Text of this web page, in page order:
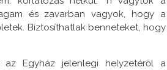
és zavarban vagyok, hogy a
Biztosíthatlak benneteket, hogy
Egyház jelenlegi helyzetéről a